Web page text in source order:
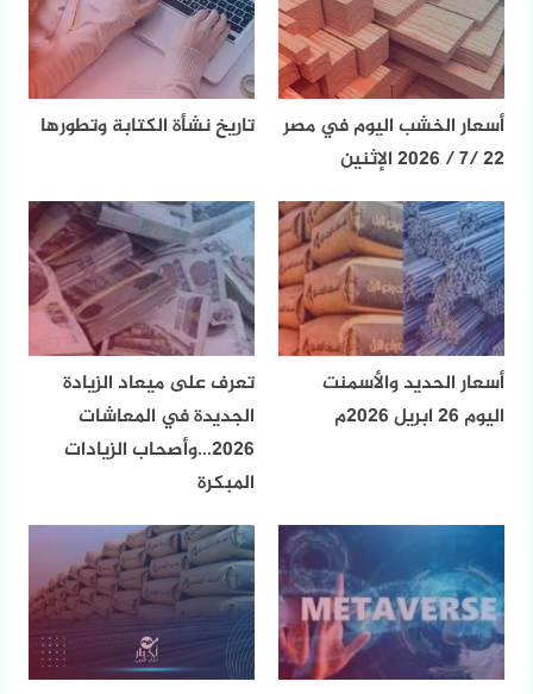
أسعار الخشب اليوم في مصر
22 /7 / 2026 الإثنين
تاريخ نشأة الكتابة وتطورها
أسعار الحديد والأسمنت
اليوم 26 ابريل 2026م
تعرف على ميعاد الزيادة
الجديدة في المعاشات
2026…وأصحاب الزيادات
المبكرة